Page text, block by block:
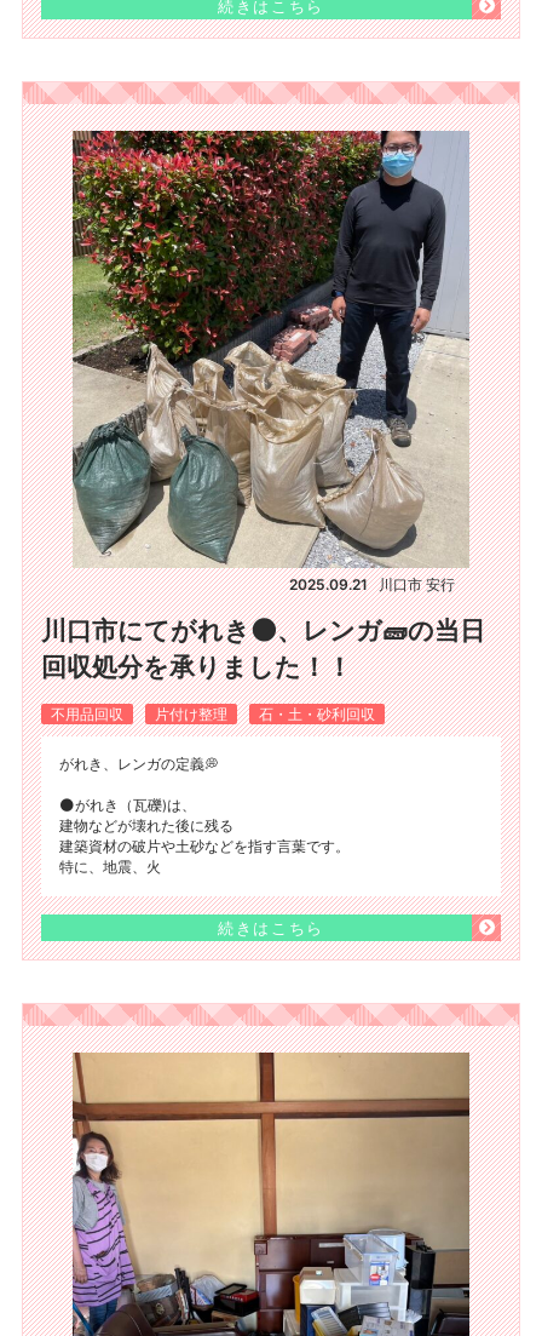
続きはこちら
2025.09.21 川口市 安行
川口市にてがれき🌑、レンガ🧱の当日
回収処分を承りました！！
不用品回収 片付け整理 石・土・砂利回収
がれき、レンガの定義💭
🌑がれき（瓦礫)は、
建物などが壊れた後に残る
建築資材の破片や土砂などを指す言葉です。
特に、地震、火
続きはこちら